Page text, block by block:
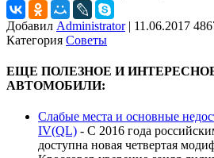
Добавил Administrator | 11.06.2017
Категория Советы
ЕЩЕ ПОЛЕЗНОЕ И
АВТОМОБИЛИ:
Слабые места и основные
IV(QL) - С 2016 года
доступна новая четвертая